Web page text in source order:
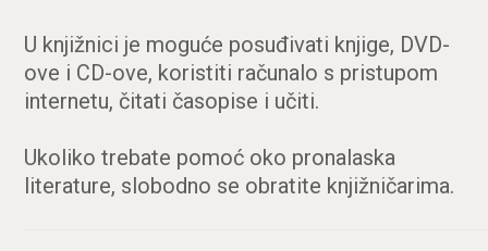
U knjižnici je moguće posuđivati knjige, DVD-
ove i CD-ove, koristiti računalo s pristupom
internetu, čitati časopise i učiti.
Ukoliko trebate pomoć oko pronalaska
literature, slobodno se obratite knjižničarima.